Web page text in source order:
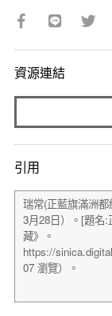
資源連結
引用